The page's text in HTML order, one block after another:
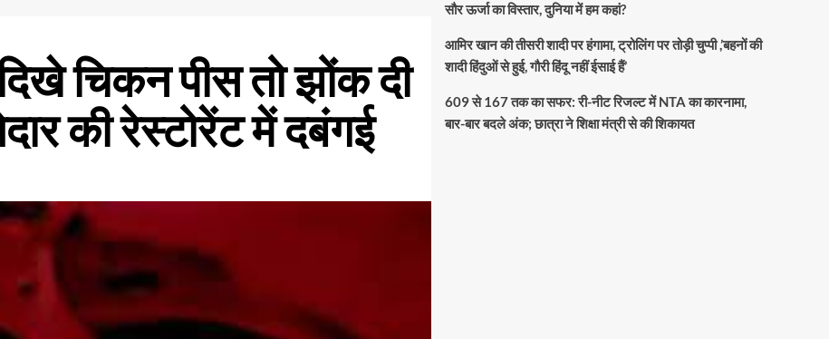
चिकन पीस तो झोंक दी
की रेस्टोरेंट में दबंगई
सौर ऊर्जा का विस्तार, दुनिया में हम कहां?
आमिर खान की तीसरी शादी पर हंगामा, ट्रोलिंग पर तोड़ी चुप्पी ,’बहनों की
शादी हिंदुओं से हुई, गौरी हिंदू नहीं ईसाई हैं’
609 से 167 तक का सफर: री-नीट रिजल्ट में NTA का कारनामा,
बार-बार बदले अंक; छात्रा ने शिक्षा मंत्री से की शिकायत